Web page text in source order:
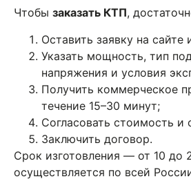
Чтобы заказать КТП,
Оставить заявку на сайте
Указать мощность, тип
напряжения и условия
Получить коммерческое
течение 15–30 минут;
Согласовать стоимость и
Заключить договор.
Срок изготовления — от 10 до
осуществляется по всей